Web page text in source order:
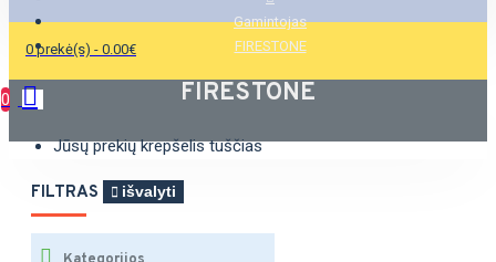
0 prekė(s) - 0.00€
0
Jūsų prekių krepšelis tuščias
Gamintojas
FIRESTONE
FIRESTONE
FILTRAS išvalyti